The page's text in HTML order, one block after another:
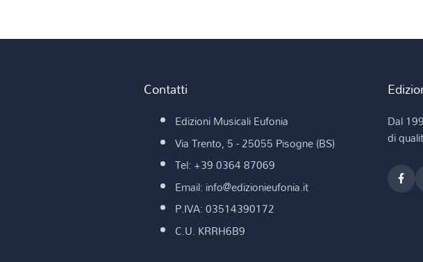
Contatti
Edizioni Musicali Eufonia
Via Trento, 5 - 25055 Pisogne (BS)
Tel: +39 0364 87069
Email: info@edizionieufonia.it
P.IVA: 03514390172
C.U. KRRH6B9
Dal
di